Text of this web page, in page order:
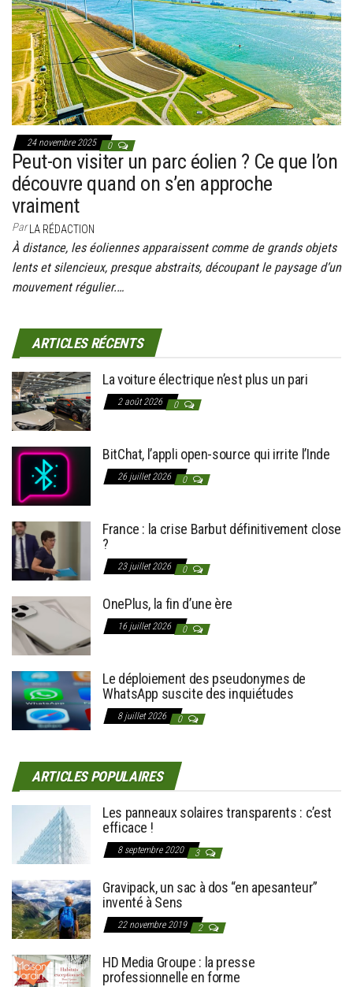
g
a
t
i
o
n
24 novembre 2025 0
Peut-on visiter un parc éolien ? Ce que l’on
découvre quand on s’en approche
vraiment
Par LA RÉDACTION
À distance, les éoliennes apparaissent comme de grands objets
lents et silencieux, presque abstraits, découpant le paysage d’un
mouvement régulier.…
ARTICLES RÉCENTS
La voiture électrique n’est plus un pari
2 août 2026 0
BitChat, l’appli open-source qui irrite l’Inde
26 juillet 2026 0
France : la crise Barbut définitivement close
?
23 juillet 2026 0
OnePlus, la fin d’une ère
16 juillet 2026 0
Le déploiement des pseudonymes de
WhatsApp suscite des inquiétudes
8 juillet 2026 0
ARTICLES POPULAIRES
Les panneaux solaires transparents : c’est
efficace !
8 septembre 2020 3
Gravipack, un sac à dos “en apesanteur”
inventé à Sens
22 novembre 2019 2
HD Media Groupe : la presse
professionnelle en forme